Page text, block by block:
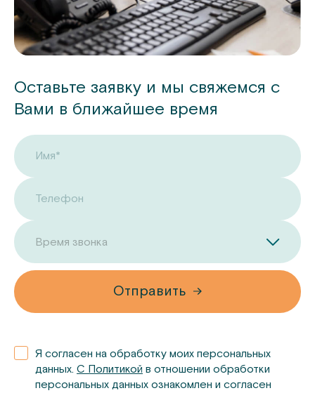
Оставьте заявку и мы свяжемся с
Вами в ближайшее время
Имя*
Телефон
Время звонка
Отправить
Я согласен на обработку моих персональных
данных. С Политикой в отношении обработки
персональных данных ознакомлен и согласен